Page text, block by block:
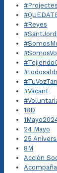
#Projectes
#Reyes
#SantJordi
#Vacant
18D
24 Mayo
25
8M
Acción